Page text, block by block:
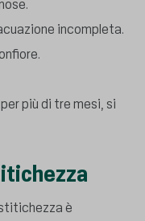
incompleta.
più di tre mesi, si
è